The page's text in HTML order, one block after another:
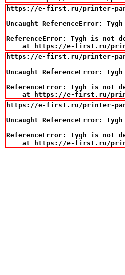
https://e-first.ru/printer-
Uncaught ReferenceError:
ReferenceError: Tygh is not
at https://e-first.ru/
https://e-first.ru/printer-
Uncaught ReferenceError:
ReferenceError: Tygh is not
at https://e-first.ru/
https://e-first.ru/printer-
Uncaught ReferenceError:
ReferenceError: Tygh is not
at https://e-first.ru/